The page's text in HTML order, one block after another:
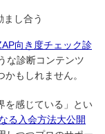
まし合う
向き度チェック診
な診断コンテンツ
もしれません。
を感じている」とい
る入会方法大公開